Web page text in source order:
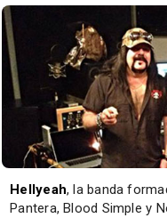
Hellyeah, la banda
Pantera, Blood Simple y